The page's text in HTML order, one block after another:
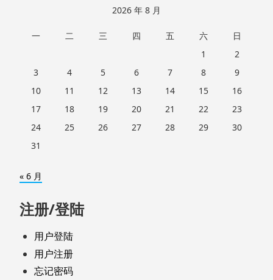
2026 年 8 月
一 二 三 四 五 六
日
1
2
3
4 5 6 7 8
9
10
11 12 13 14 15
16
17
18 19 20 21 22
23
24
25 26 27 28 29
30
31
« 6 月
注册/登陆
用户登陆
用户注册
忘记密码